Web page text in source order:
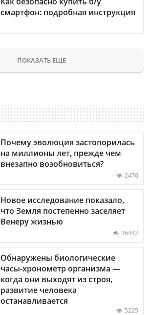
смартфон: подробная инструкция
ПОКАЗАТЬ ЕЩЕ
Почему эволюция застопорилась
на миллионы лет, прежде чем
внезапно возобновиться?
2470
Новое исследование показало,
что Земля постепенно заселяет
Венеру жизнью
36442
Обнаружены биологические
часы-хронометр организма —
когда они выходят из строя,
развитие человека
останавливается
5225